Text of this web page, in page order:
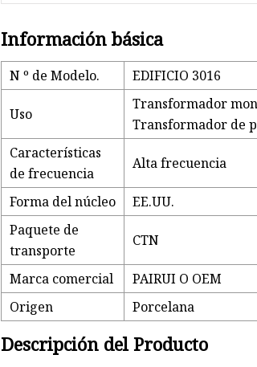
Información básica
N º de Modelo. EDIFICIO 3016
Uso
Transformador
Transformador de
Características
de frecuencia
Alta frecuencia
Forma del núcleo
EE.UU.
Paquete de
transporte
CTN
Marca comercial
PAIRUI O OEM
Origen
Porcelana
Descripción del Producto